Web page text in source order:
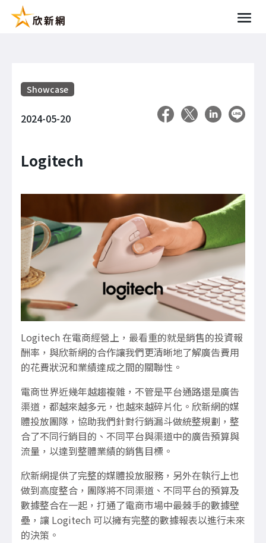
Showcase
2024-05-20
Logitech
Logitech 在電商經營上，最看重的就是銷售的投資報
酬率，與欣新網的合作讓我們更清晰地了解廣告費用
的花費狀況和業績達成之間的關聯性。
電商世界近幾年越趨複雜，不管是平台通路還是廣告
渠道，都越來越多元，也越來越碎片化。欣新網的媒
體投放團隊，協助我們針對行銷漏斗做統整規劃，整
合了不同行銷目的、不同平台與渠道中的廣告預算與
流量，以達到整體業績的銷售目標。
欣新網提供了完整的媒體投放服務，另外在執行上也
做到高度整合，團隊將不同渠道、不同平台的預算及
數據整合在一起，打通了電商市場中最棘手的數據壁
壘，讓 Logitech 可以擁有完整的數據報表以進行未來
的決策。